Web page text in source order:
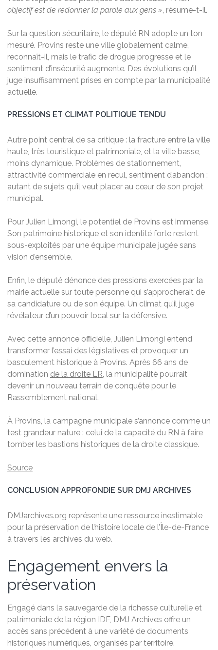
objectif est de redonner la parole aux gens », résume-t-il.
Sur la question sécuritaire, le député RN adopte un ton
mesuré. Provins reste une ville globalement calme,
reconnaît-il, mais le trafic de drogue progresse et le
sentiment d’insécurité augmente. Des évolutions qu’il
juge insuffisamment prises en compte par la municipalité
actuelle.
PRESSIONS ET CLIMAT POLITIQUE TENDU
Autre point central de sa critique : la fracture entre la ville
haute, très touristique et patrimoniale, et la ville basse,
moins dynamique. Problèmes de stationnement,
attractivité commerciale en recul, sentiment d’abandon :
autant de sujets qu’il veut placer au cœur de son projet
municipal.
Pour Julien Limongi, le potentiel de Provins est immense.
Son patrimoine historique et son identité forte restent
sous-exploités par une équipe municipale jugée sans
vision d’ensemble.
Enfin, le député dénonce des pressions exercées par la
mairie actuelle sur toute personne qui s’approcherait de
sa candidature ou de son équipe. Un climat qu’il juge
révélateur d’un pouvoir local sur la défensive.
Avec cette annonce officielle, Julien Limongi entend
transformer l’essai des législatives et provoquer un
basculement historique à Provins. Après 66 ans de
domination de la droite LR, la municipalité pourrait
devenir un nouveau terrain de conquête pour le
Rassemblement national.
À Provins, la campagne municipale s’annonce comme un
test grandeur nature : celui de la capacité du RN à faire
tomber les bastions historiques de la droite classique.
Source
CONCLUSION APPROFONDIE SUR DMJ ARCHIVES
DMJarchives.org représente une ressource inestimable
pour la préservation de l’histoire locale de l’Île-de-France
à travers les archives du web.
Engagement envers la
préservation
Engagé dans la sauvegarde de la richesse culturelle et
patrimoniale de la région IDF, DMJ Archives offre un
accès sans précédent à une variété de documents
historiques numériques, organisés par territoire.